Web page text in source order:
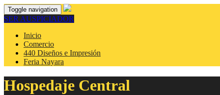
Toggle navigation
SER AUSPICIADOR
Inicio
Comercio
440 Diseños e Impresión
Feria Nayara
Hospedaje Central